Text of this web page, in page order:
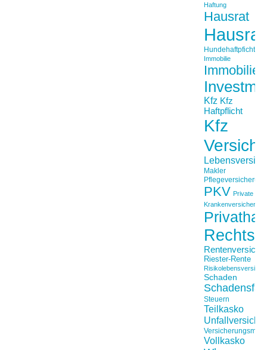
Haftung
Hausrat
Hundehaftpficht
Immobilie
Kfz Kfz
Haftpflicht
Kfz
Makler
Pflegeversicherung
PKV Private
Krankenversicherung
Riester-Rente
Schaden
Steuern
Teilkasko
Vollkasko